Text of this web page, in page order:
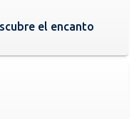
el encanto